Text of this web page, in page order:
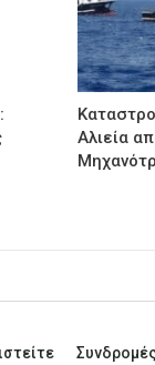
Αλιεία